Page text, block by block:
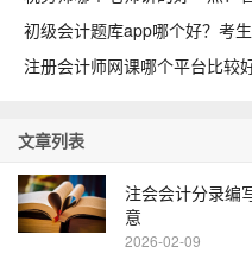
初级会计题库app哪个好？考
文章列表
注会会计分录编
意
2026-02-09